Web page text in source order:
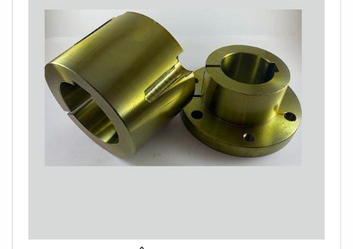
de uma companhia demonstrar competência,
excelência e destaque em sua área de atuação. A
Aciobras Acoplamentos se mostra referência por
ter: Mais de 30 anos de experiência no ramo;
Equipamentos de última geração; Estrutura
suficiente para atender todas as demandas; Sede
em localização privilegiada na cidade de São
Paulo.Sem trocar o foco sobre acoplamento para
bomba, deve-se descartar empresas que não
lucro, deixando a desejar nos outros fatores.Isso